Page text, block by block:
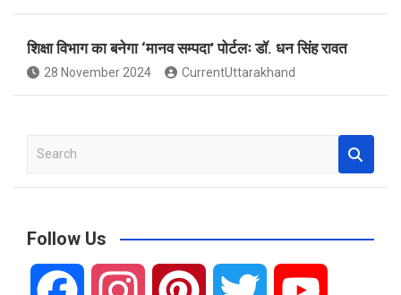
शिक्षा विभाग का बनेगा ‘मानव सम्पदा’ पोर्टलः डॉ. धन सिंह रावत
28 November 2024 CurrentUttarakhand
a
c
Follow Us